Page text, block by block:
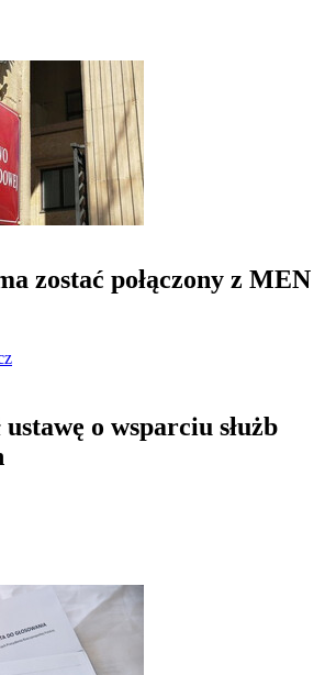
zostać połączony z MEN
o wsparciu służb